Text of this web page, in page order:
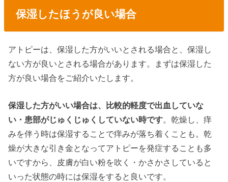
保湿したほうが良い場合
アトピーは、保湿した方がいいとされる場合と、保湿し
ない方が良いとされる場合があります。まずは保湿した
方が良い場合をご紹介いたします。
保湿した方がいい場合は、比較的軽度で出血していな
い・患部がじゅくじゅくしていない時です。乾燥し、痒
みを伴う時は保湿することで痒みが落ち着くことも。乾
燥が大きな引き金となってアトピーを発症することも多
いですから、皮膚が白い粉を吹く・かさかさしていると
いった状態の時には保湿をすると良いです。